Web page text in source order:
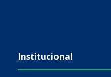
Institucional